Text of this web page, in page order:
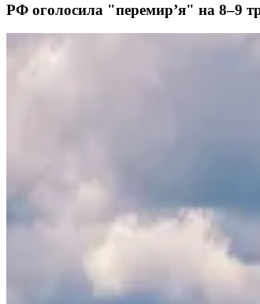
РФ оголосила "перемир’я" на 8–9